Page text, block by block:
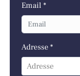
Email *
Adresse *
Adresse